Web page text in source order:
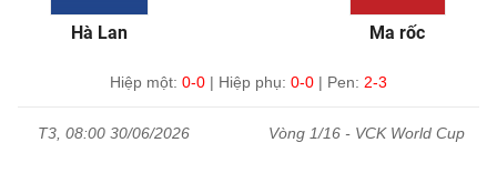
Hà Lan Ma rốc
Hiệp một: 0-0 | Hiệp phụ: 0-0 | Pen: 2-3
T3, 08:00 30/06/2026 Vòng 1/16 - VCK World Cup